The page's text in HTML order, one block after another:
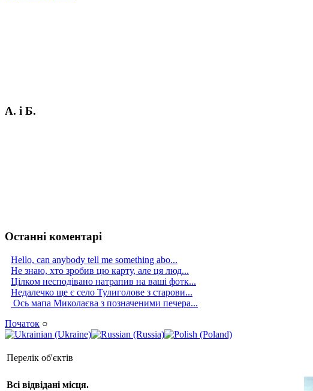
А. і Б.
Останні коментарі
Hello, can anybody tell me something abo...
Не знаю, хто зробив цю карту, але ця люд...
Цілком несподівано натрапив на ваші фотк...
Недалечко ще є село Тулиголове з старови...
Ось мапа Миколаєва з позначеними печера...
Початок ○
Перелік об'єктів
Всі відвідані місця.